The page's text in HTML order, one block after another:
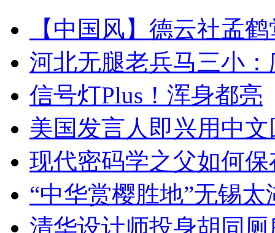
【中国风】德云社孟
河北无腿老兵马三小
信号灯Plus！浑身都亮
美国发言人即兴用中
现代密码学之父如何
“中华赏樱胜地”无锡
清华设计师投身胡同